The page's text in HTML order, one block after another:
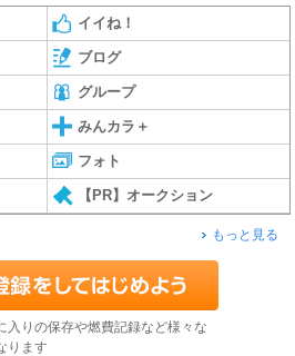
イイね！
ブログ
グループ
みんカラ＋
フォト
【PR】オークション
もっと見る
入りの保存や燃費記録など様々な
ります